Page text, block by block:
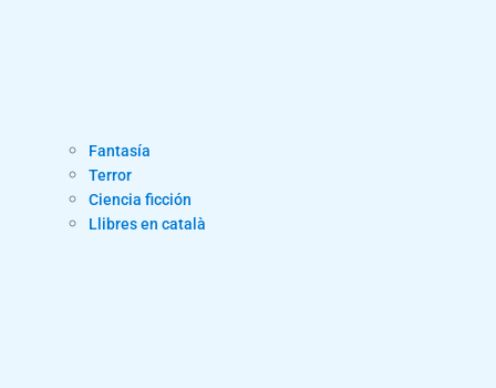
Fantasía
Terror
Ciencia ficción
Llibres en català